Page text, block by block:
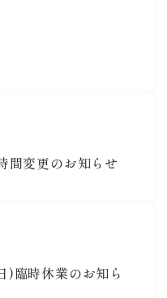
間変更のお知らせ
臨時休業のお知ら